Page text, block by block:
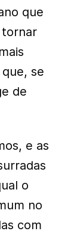
que
se
de
e as
o
no
com